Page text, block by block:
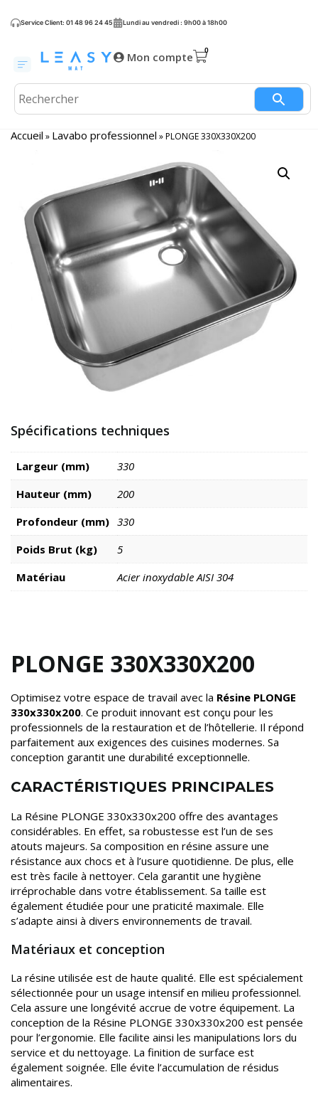
Service Client: 01 48 96 24 45 Lundi au vendredi : 9h00 à 18h00
Mon compte
Accueil » Lavabo professionnel »PLONGE 330X330X200
Spécifications techniques
Largeur (mm)
330
Hauteur (mm)
200
Profondeur (mm) 330
Poids Brut (kg)
5
Matériau
Acier inoxydable AISI 304
PLONGE 330X330X200
Optimisez votre espace de travail avec la Résine PLONGE
330x330x200. Ce produit innovant est conçu pour les
professionnels de la restauration et de l’hôtellerie. Il répond
parfaitement aux exigences des cuisines modernes. Sa
conception garantit une durabilité exceptionnelle.
CARACTÉRISTIQUES PRINCIPALES
La Résine PLONGE 330x330x200 offre des avantages
considérables. En effet, sa robustesse est l’un de ses
atouts majeurs. Sa composition en résine assure une
résistance aux chocs et à l’usure quotidienne. De plus, elle
est très facile à nettoyer. Cela garantit une hygiène
irréprochable dans votre établissement. Sa taille est
également étudiée pour une praticité maximale. Elle
s’adapte ainsi à divers environnements de travail.
Matériaux et conception
La résine utilisée est de haute qualité. Elle est spécialement
sélectionnée pour un usage intensif en milieu professionnel.
Cela assure une longévité accrue de votre équipement. La
conception de la Résine PLONGE 330x330x200 est pensée
pour l’ergonomie. Elle facilite ainsi les manipulations lors du
service et du nettoyage. La finition de surface est
également soignée. Elle évite l’accumulation de résidus
alimentaires.